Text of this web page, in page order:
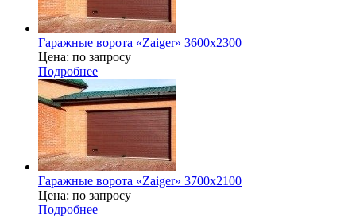
Гаражные ворота «Zaiger» 3600х2300
Цена: по запросу
Подробнее
Гаражные ворота «Zaiger» 3700х2100
Цена: по запросу
Подробнее